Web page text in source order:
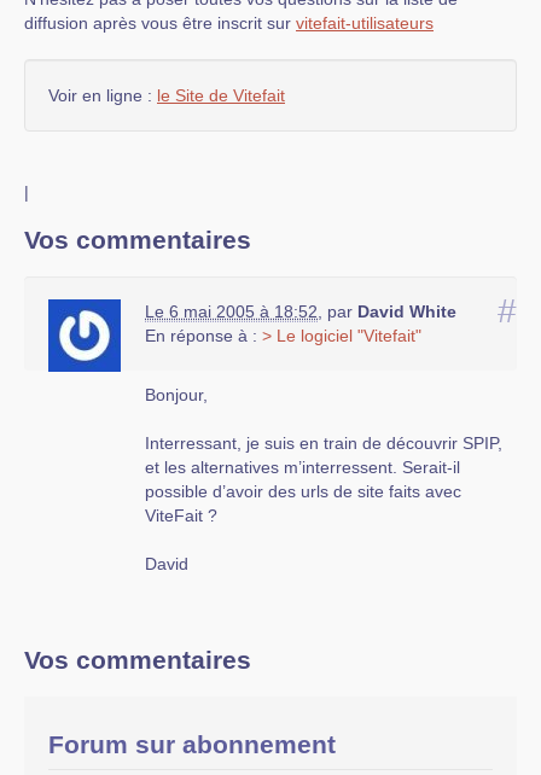
diffusion après vous être inscrit sur vitefait-utilisateurs
Voir en ligne : le Site de Vitefait
|
Vos commentaires
#
Le 6 mai 2005 à 18:52 par David White
En réponse à : > Le logiciel "Vitefait"
Bonjour,
Interressant, je suis en train de découvrir SPIP,
et les alternatives m’interressent. Serait-il
possible d’avoir des urls de site faits avec
ViteFait ?
David
Vos commentaires
Forum sur abonnement